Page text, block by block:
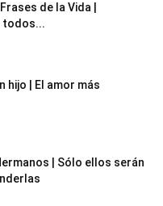
de la Vida |
todos...
hijo | El amor más
| Sólo ellos serán